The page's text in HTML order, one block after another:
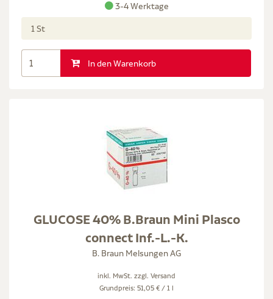
3-4 Werktage
1 St
In den Warenkorb
GLUCOSE 40% B.Braun Mini Plasco
connect Inf.-L.-K.
B. Braun Melsungen AG
inkl. MwSt. zzgl. Versand
Grundpreis: 51,05 € / 1 l